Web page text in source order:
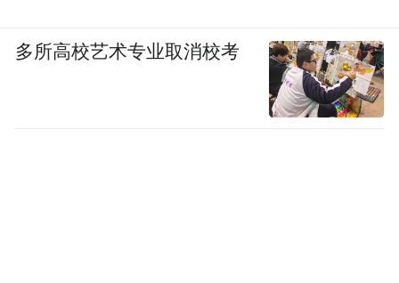
多所高校艺术专业取消校考